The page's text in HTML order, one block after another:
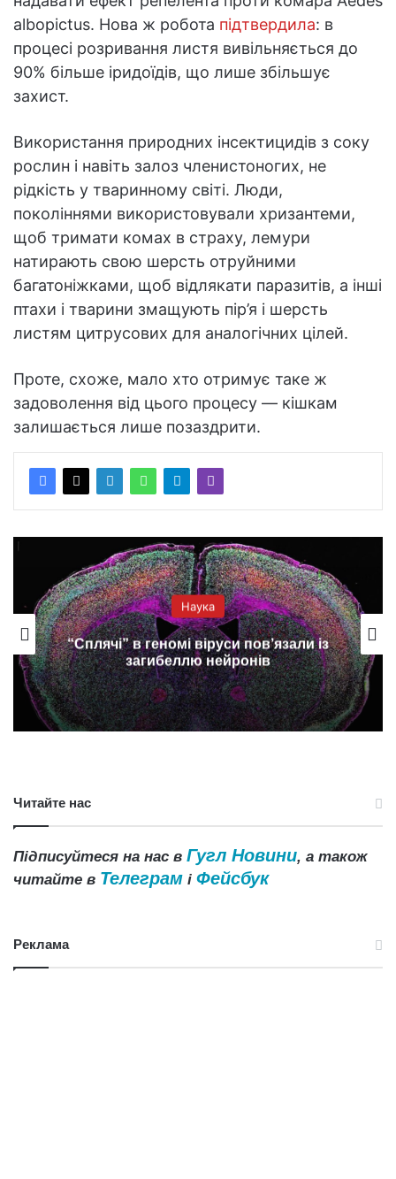
albopictus. Нова ж робота підтвердила: в
процесі розривання листя вивільняється до
90% більше іридоїдів, що лише збільшує
захист.
Використання природних інсектицидів з соку
рослин і навіть залоз членистоногих, не
рідкість у тваринному світі. Люди,
поколіннями використовували хризантеми,
щоб тримати комах в страху, лемури
натирають свою шерсть отруйними
багатоніжками, щоб відлякати паразитів, а інші
птахи і тварини змащують пір’я і шерсть
листям цитрусових для аналогічних цілей.
Проте, схоже, мало хто отримує таке ж
задоволення від цього процесу — кішкам
залишається лише позаздрити.
Наука
“Сплячі” в геномі віруси пов’язали із
загибеллю нейронів
Читайте нас
Підписуйтеся на нас в Гугл Новини, а також
читайте в Телеграм і Фейсбук
Реклама